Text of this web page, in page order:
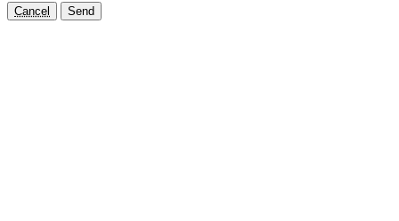
Cancel Send